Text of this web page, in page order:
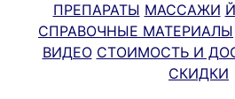
ПРЕПАРАТЫ МАССАЖИ
СПРАВОЧНЫЕ МАТЕРИАЛЫ
ВИДЕО СТОИМОСТЬ И
СКИДКИ